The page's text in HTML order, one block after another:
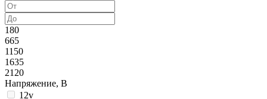
180
665
1150
1635
2120
Напряжение, В
12v